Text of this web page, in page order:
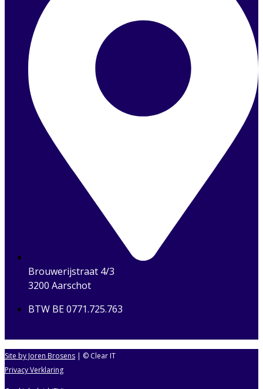
Brouwerijstraat 4/3
3200 Aarschot
BTW BE 0771.725.763
Site by Joren Brosens | © Clear IT
Privacy Verklaring